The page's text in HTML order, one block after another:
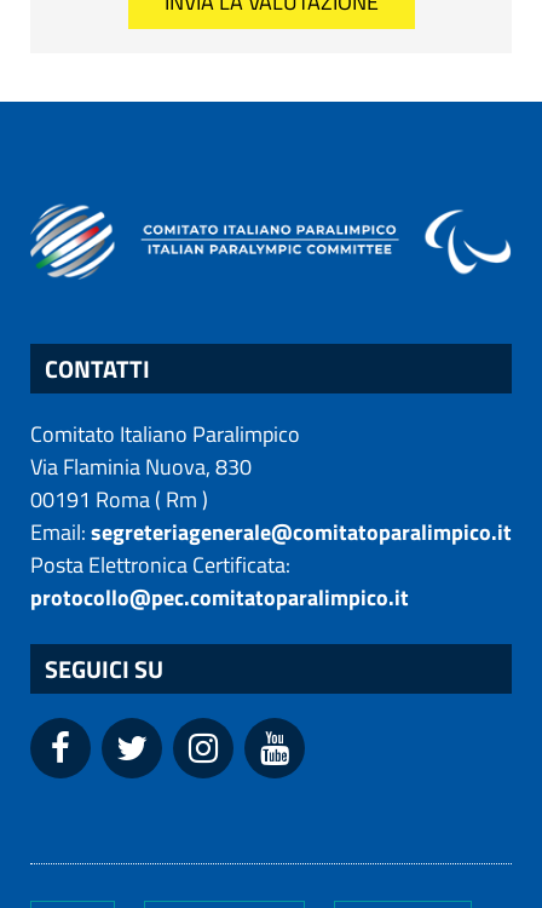
CONTATTI
Comitato Italiano Paralimpico
Via Flaminia Nuova, 830
00191 Roma( Rm)
Email:segreteriagenerale@comitatoparalimpico.it
Posta Elettronica Certificata:
protocollo@pec.comitatoparalimpico.it
SEGUICI SU